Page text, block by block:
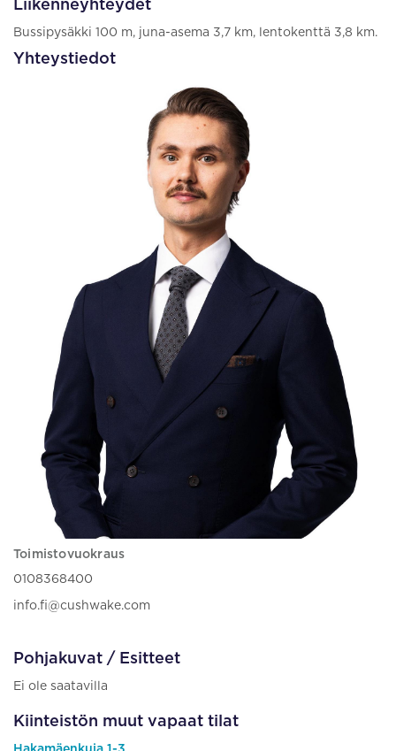
Liikenneyhteydet
Bussipysäkki 100 m, juna-asema 3,7 km, lentokenttä 3,8 km.
Yhteystiedot
Toimistovuokraus
0108368400
info.fi@cushwake.com
Pohjakuvat / Esitteet
Ei ole saatavilla
Kiinteistön muut vapaat tilat